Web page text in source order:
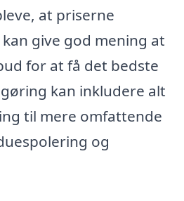
at priserne
give god mening at
for at få det bedste
kan inkludere alt
til mere omfattende
og